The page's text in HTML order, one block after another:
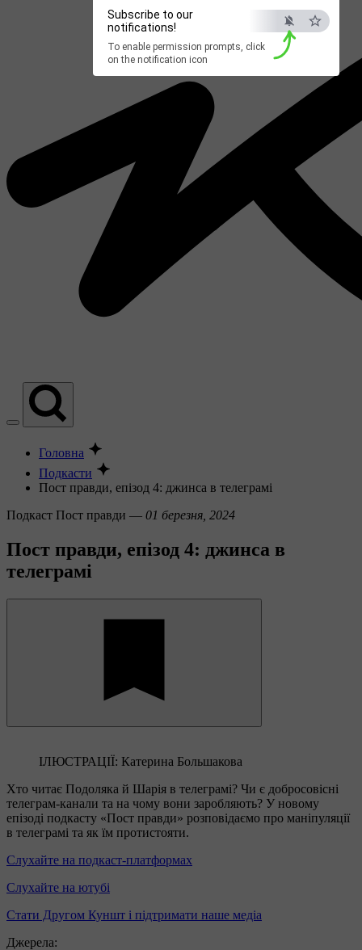
Subscribe to our
notifications!
To enable permission prompts, click
on the notification icon
Головна
Подкасти
Пост правди, епізод 4: джинса в телеграмі
Подкаст Пост правди — 01 березня, 2024
Пост правди, епізод 4: джинса в
телеграмі
ІЛЮСТРАЦІЇ: Катерина Большакова
Хто читає Подоляка й Шарія в телеграмі? Чи є добросовісні
телеграм-канали та на чому вони заробляють? У новому
епізоді подкасту «Пост правди» розповідаємо про маніпуляції
в телеграмі та як їм протистояти.
Слухайте на подкаст-платформах
Слухайте на ютубі
Стати Другом Куншт і підтримати наше медіа
Джерела: